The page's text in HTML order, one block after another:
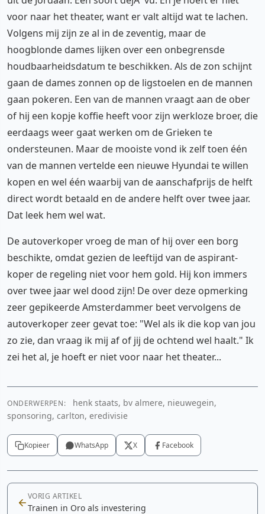
voor naar het theater, want er valt altijd wat te lachen.
Volgens mij zijn ze al in de zeventig, maar de
hoogblonde dames lijken over een onbegrensde
houdbaarheidsdatum te beschikken. Als de zon schijnt
gaan de dames zonnen op de ligstoelen en de mannen
gaan pokeren. Een van de mannen vraagt aan de ober
of hij een kopje koffie heeft voor zijn werkloze broer, die
eerdaags weer gaat werken om de Grieken te
ondersteunen. Maar de mooiste vond ik zelf toen één
van de mannen vertelde een nieuwe Hyundai te willen
kopen en wel één waarbij van de aanschafprijs de helft
direct wordt betaald en de andere helft over twee jaar.
Dat leek hem wel wat.
De autoverkoper vroeg de man of hij over een borg
beschikte, omdat gezien de leeftijd van de aspirant-
koper de regeling niet voor hem gold. Hij kon immers
over twee jaar wel dood zijn! De over deze opmerking
zeer gepikeerde Amsterdammer beet vervolgens de
autoverkoper zeer gevat toe: "Wel als ik die kop van jou
zo zie, dan vraag ik mij af of jij de ochtend wel haalt." Ik
zei het al, je hoeft er niet voor naar het theater...
ONDERWERPEN:
henk staats, bv almere, nieuwegein,
sponsoring, carlton, eredivisie
Kopieer WhatsApp X Facebook
VORIG ARTIKEL
Trainen in Oro als investering